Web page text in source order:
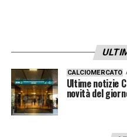
promette spettacolo
Nel corso della gara,
Liverpool e Bayern
l’occasione di
CALCIOMERCATO
Ultime notizie
novità del